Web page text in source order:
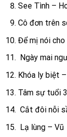
See Tình –
Cô đơn trên
Để mị nói cho
Ngày mai
Khóa ly biệt
Tâm sự tuổi
Cắt đôi nỗi
Lạ lùng – Vũ